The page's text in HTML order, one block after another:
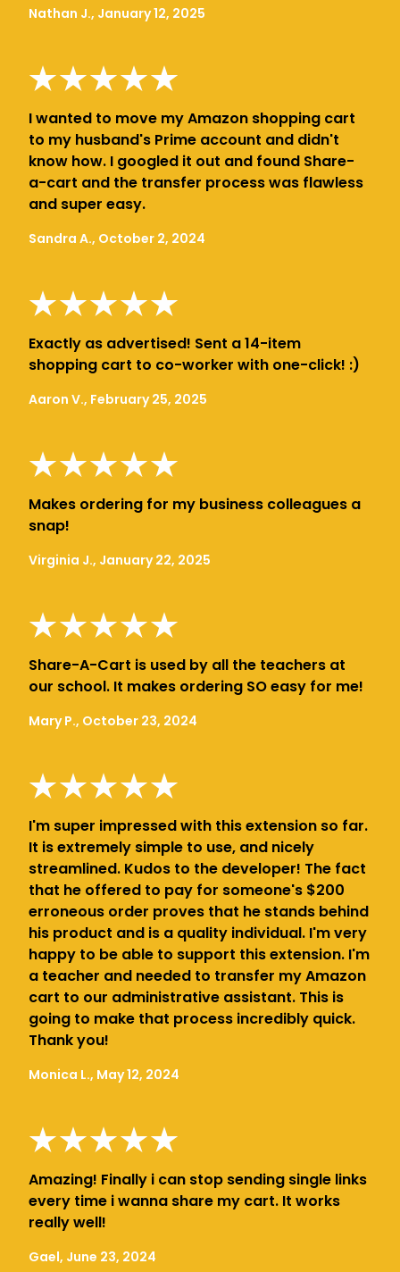
Nathan J., January 12, 2025
I wanted to move my Amazon shopping cart
to my husband's Prime account and didn't
know how. I googled it out and found Share-
a-cart and the transfer process was flawless
and super easy.
Sandra A., October 2, 2024
Exactly as advertised! Sent a 14-item
shopping cart to co-worker with one-click! :)
Aaron V., February 25, 2025
Makes ordering for my business colleagues a
snap!
Virginia J., January 22, 2025
Share-A-Cart is used by all the teachers at
our school. It makes ordering SO easy for me!
Mary P., October 23, 2024
I'm super impressed with this extension so far.
It is extremely simple to use, and nicely
streamlined. Kudos to the developer! The fact
that he offered to pay for someone's $200
erroneous order proves that he stands behind
his product and is a quality individual. I'm very
happy to be able to support this extension. I'm
a teacher and needed to transfer my Amazon
cart to our administrative assistant. This is
going to make that process incredibly quick.
Thank you!
Monica L., May 12, 2024
Amazing! Finally i can stop sending single links
every time i wanna share my cart. It works
really well!
Gael, June 23, 2024